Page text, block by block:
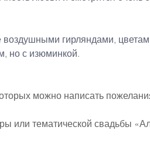
гирляндами,
но с изюминкой.
можно написать
или тематической свадьбы